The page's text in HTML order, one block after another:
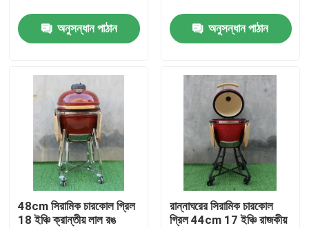
আমাদের সাথে যোগাযোগ করুন
সিরামিক কামাডো গ্রিল
সিরামিক বারবিকিউ গ্রিল
সিরামিক চারকোল গ্রিল
অনুসন্ধান পাঠান অনুসন্ধান পাঠান
48cm সিরামিক চারকোল গ্রিল
18 ইঞ্চি ক্রান্তীয় লাল রঙ
রান্নাঘরের সিরামিক চারকোল
গ্রিল 44cm 17 ইঞ্চি রাজকীয়